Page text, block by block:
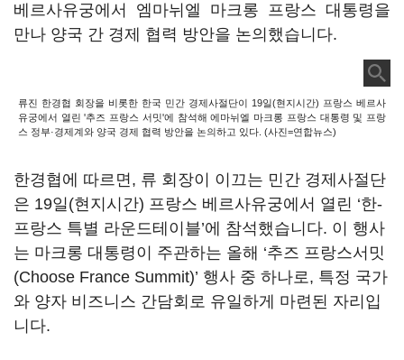
베르사유궁에서 엠마뉘엘 마크롱 프랑스 대통령을
만나 양국 간 경제 협력 방안을 논의했습니다.
류진 한경협 회장을 비롯한 한국 민간 경제사절단이 19일(현지시간) 프랑스 베르사
유궁에서 열린 '추즈 프랑스 서밋'에 참석해 에마뉘엘 마크롱 프랑스 대통령 및 프랑
스 정부·경제계와 양국 경제 협력 방안을 논의하고 있다. (사진=연합뉴스)
한경협에 따르면, 류 회장이 이끄는 민간 경제사절단
은 19일(현지시간) 프랑스 베르사유궁에서 열린 ‘한-
프랑스 특별 라운드테이블’에 참석했습니다. 이 행사
는 마크롱 대통령이 주관하는 올해 ‘추즈 프랑스서밋
(Choose France Summit)’ 행사 중 하나로, 특정 국가
와 양자 비즈니스 간담회로 유일하게 마련된 자리입
니다.